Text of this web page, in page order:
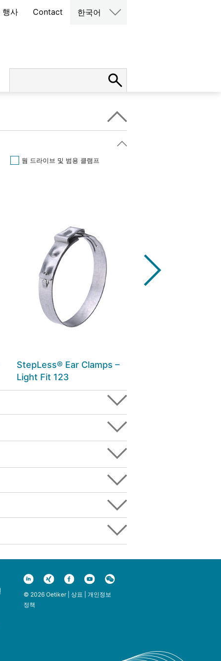
행사 Contact 한국어
웜 드라이브 및 범용 클램프
StepLess® Ear Clamps –
Light Fit 123
© 2026 Oetiker | 상표
개인정보
정책